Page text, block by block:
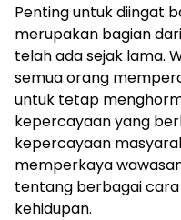
Penting untuk diingat
merupakan bagian
telah ada sejak lama.
semua orang
untuk tetap
kepercayaan yang
kepercayaan
memperkaya
tentang berbagai
kehidupan.